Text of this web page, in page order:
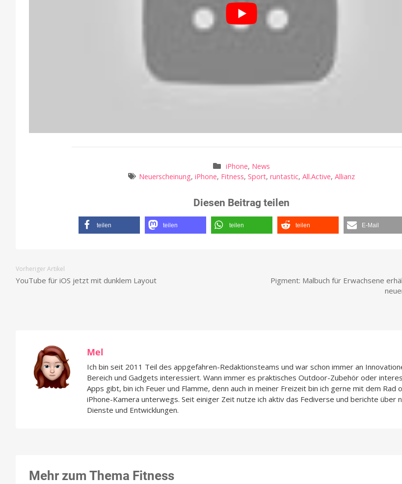
iPhone, News
Neuerscheinung, iPhone, Fitness, Sport, runtastic, All.Active, Allianz
Diesen Beitrag teilen
teilen teilen teilen teilen E-Mail
Vorheriger Artikel
YouTube für iOS jetzt mit dunklem Layout
Pigment: Malbuch für Erwachsene
Mel
Ich bin seit 2011 Teil des appgefahren-Redaktionsteams und war schon immer an
Bereich und Gadgets interessiert. Wann immer es praktisches Outdoor-Zubehör oder
Apps gibt, bin ich Feuer und Flamme, denn auch in meiner Freizeit bin ich gerne mit dem Rad
iPhone-Kamera unterwegs. Seit einiger Zeit nutze ich aktiv das Fediverse und berichte über
Dienste und Entwicklungen.
Mehr zum Thema Fitness